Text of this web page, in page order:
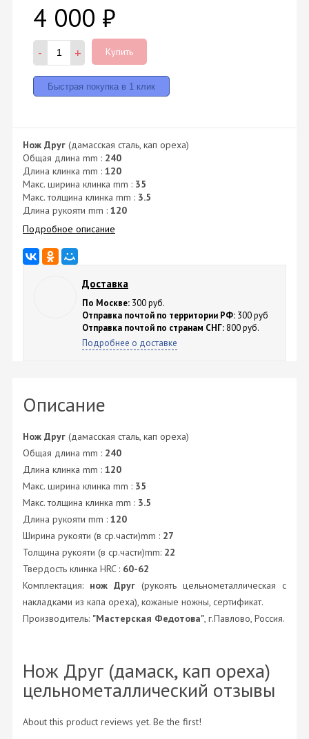
4 000 ₽
- + Купить
Нож Друг (дамасская сталь, кап ореха)
Общая длина mm : 240
Длина клинка mm : 120
Макс. ширина клинка mm : 35
Макс. толщина клинка mm : 3.5
Длина рукояти mm : 120
Подробное описание
Доставка
По Москве: 300 руб.
Отправка почтой по территории РФ: 300 руб
Отправка почтой по странам СНГ: 800 руб.
Подробнее о доставке
Описание
Нож Друг (дамасская сталь, кап ореха)
Общая длина mm : 240
Длина клинка mm : 120
Макс. ширина клинка mm : 35
Макс. толщина клинка mm : 3.5
Длина рукояти mm : 120
Ширина рукояти (в ср.части)mm : 27
Толщина рукояти (в ср.части)mm: 22
Твердость клинка HRC : 60-62
Комплектация: нож Друг (рукоять цельнометаллическая с
накладками из капа ореха), кожаные ножны, сертификат.
Производитель: "Мастерская Федотова", г.Павлово, Россия.
Нож Друг (дамаск, кап ореха)
цельнометаллический отзывы
About this product reviews yet. Be the first!